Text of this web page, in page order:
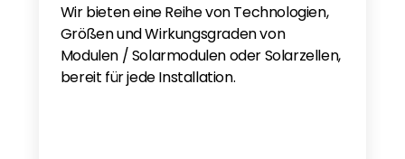
Wir bieten eine Reihe von Technologien,
Größen und Wirkungsgraden von
Modulen / Solarmodulen oder Solarzellen,
bereit für jede Installation.